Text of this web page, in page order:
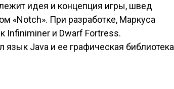
идея и концепция игры, швед
«Notch». При разработке, Маркуса
Infiniminer и Dwarf Fortress.
Java и ее графическая библиотека